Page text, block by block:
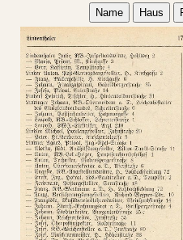
Name Haus